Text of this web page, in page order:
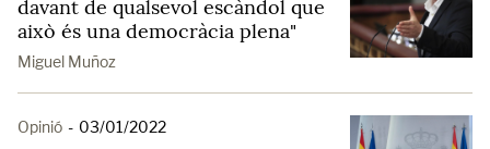
davant de qualsevol escàndol que
això és una democràcia plena"
Miguel Muñoz
Opinió - 03/01/2022